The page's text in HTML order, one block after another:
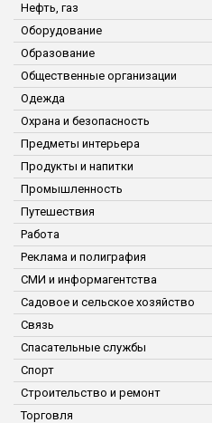
Нефть, газ
Оборудование
Образование
Общественные организации
Одежда
Охрана и безопасность
Предметы интерьера
Продукты и напитки
Промышленность
Путешествия
Работа
Реклама и полиграфия
СМИ и информагентства
Садовое и сельское хозяйство
Связь
Спасательные службы
Спорт
Строительство и ремонт
Торговля